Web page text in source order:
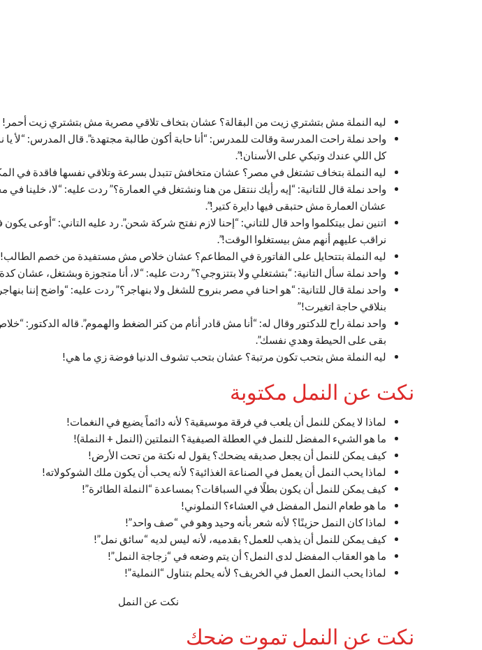
ليه النملة مش بتشتري زيت من البقالة؟ عشان بتخاف تلاقي مصرية مش بتشتري زيت أحمر!
واحد نملة راحت المدرسة وقالت للمدرس: “أنا حابة أكون طالبة مجتهدة”. قال المدرس: “لأ يا
كل اللي عندك وتبكي على الأسنان!”.
ليه النملة بتخاف تشتغل في مصر؟ عشان متخافش تتبدل بسرعة وتلاقي نفسها فاقدة في
واحد نملة قال للتانية: “إيه رأيك ننتقل من هنا ونشتغل في العمارة؟” ردت عليه: “لا، خلينا في
عشان العمارة مش حتبقى فيها دايرة كتير!”.
اتنين نمل بيتكلموا واحد قال للتاني: “إحنا لازم نفتح شركة شحن”. رد عليه التاني: “أوعى
نراقب عليهم أنهم مش بيستغلوا الوقت!”.
ليه النملة بتتحايل على الفاتورة في المطاعم؟ عشان خلاص مش مستفيدة من خصم الطالب!
واحد نملة سأل التانية: “بتشتغلي ولا بتتزوجي؟” ردت عليه: “لا، أنا متجوزة وبشتغل، عشان
واحد نملة قال للتانية: “هو احنا في مصر بنروح للشغل ولا بنهاجر؟” ردت عليه: “واضح إننا
بنلاقي حاجة اتغيرت!”
واحد نملة راح للدكتور وقال له: “أنا مش قادر أنام من كتر الضغط والهموم”. قاله الدكتور:
بقى على الحيطة وهدي نفسك”.
ليه النملة مش بتحب تكون مرتبة؟ عشان بتحب تشوف الدنيا فوضة زي ما هي!
نكت عن النمل مكتوبة
لماذا لا يمكن للنمل أن يلعب في فرقة موسيقية؟ لأنه دائماً يضيع في النغمات!
ما هو الشيء المفضل للنمل في العطلة الصيفية؟ النملتين (النمل + النملة)!
كيف يمكن للنمل أن يجعل صديقه يضحك؟ يقول له نكتة من تحت الأرض!
لماذا يحب النمل أن يعمل في الصناعة الغذائية؟ لأنه يحب أن يكون ملك الشوكولاته!
كيف يمكن للنمل أن يكون بطلًا في السباقات؟ بمساعدة “النملة الطائرة”!
ما هو طعام النمل المفضل في العشاء؟ النملوني!
لماذا كان النمل حزينًا؟ لأنه شعر بأنه وحيد وهو في “صف واحد”!
كيف يمكن للنمل أن يذهب للعمل؟ بقدميه، لأنه ليس لديه “سائق نمل”!
ما هو العقاب المفضل لدى النمل؟ أن يتم وضعه في “زجاجة النمل”!
لماذا يحب النمل العمل في الخريف؟ لأنه يحلم بتناول “النملية”!
نكت عن النمل
نكت عن النمل تموت ضحك